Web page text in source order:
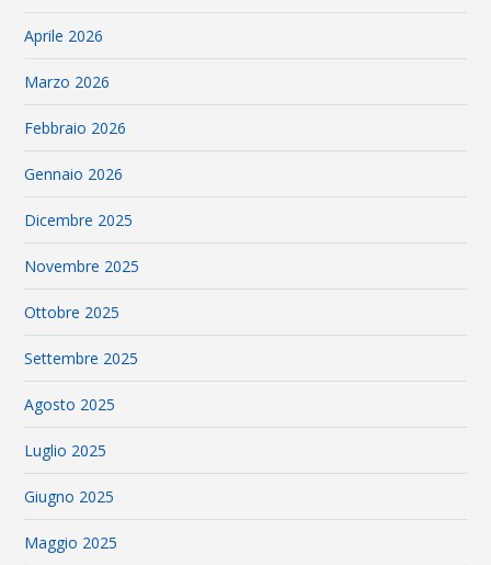
Aprile 2026
Marzo 2026
Febbraio 2026
Gennaio 2026
Dicembre 2025
Novembre 2025
Ottobre 2025
Settembre 2025
Agosto 2025
Luglio 2025
Giugno 2025
Maggio 2025